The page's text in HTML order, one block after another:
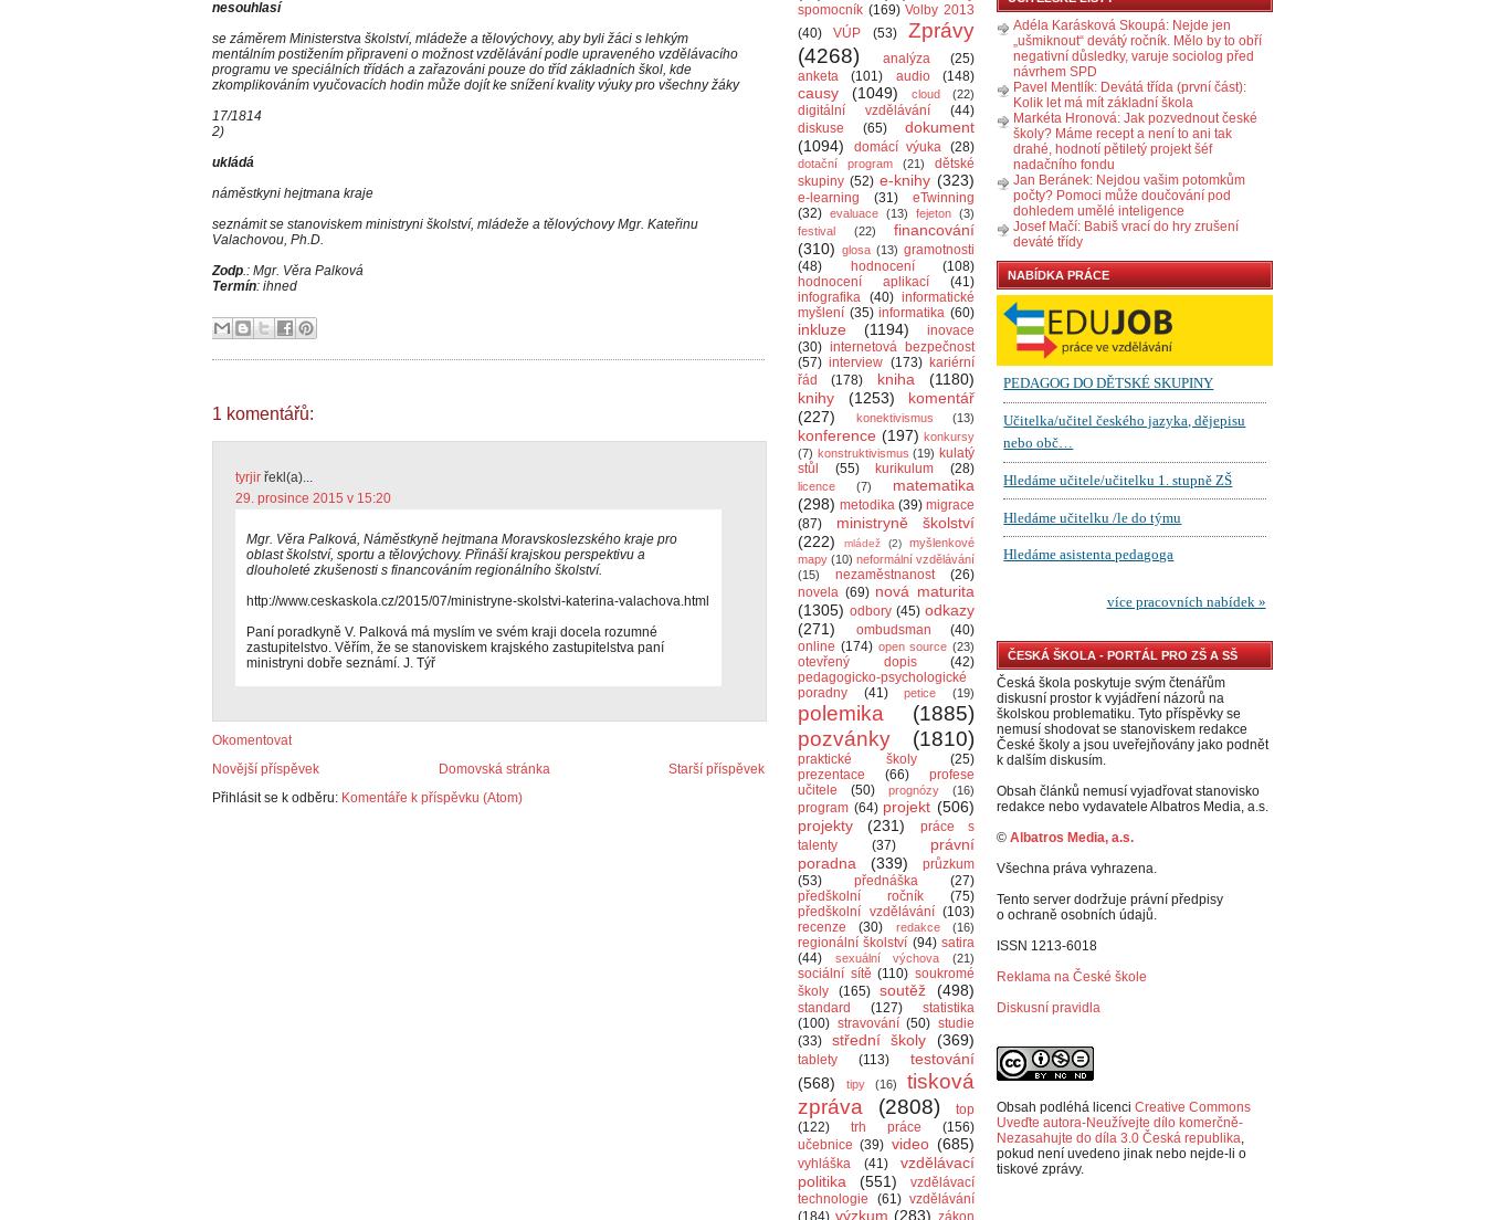
nesouhlasí
se záměrem Ministerstva školství, mládeže a tělovýchovy, aby byli žáci s lehkým
mentálním postižením připraveni o možnost vzdělávání podle upraveného vzdělávacího
programu ve speciálních třídách a zařazováni pouze do tříd základních škol, kde
zkomplikováním vyučovacích hodin může dojít ke snížení kvality výuky pro všechny žáky
17/1814
2)
ukládá
náměstkyni hejtmana kraje
seznámit se stanoviskem ministryni školství, mládeže a tělovýchovy Mgr. Kateřinu
Valachovou, Ph.D.
Zodp.: Mgr. Věra Palková
Termín: ihned
1 komentářů:
tyrjir řekl(a)...
29. prosince 2015 v 15:20
Mgr. Věra Palková, Náměstkyně hejtmana Moravskoslezského kraje pro
oblast školství, sportu a tělovýchovy. Přináší krajskou perspektivu a
dlouholeté zkušenosti s financováním regionálního školství.
http://www.ceskaskola.cz/2015/07/ministryne-skolstvi-katerina-valachova.html
Paní poradkyně V. Palková má myslím ve svém kraji docela rozumné
zastupitelstvo. Věřím, že se stanoviskem krajského zastupitelstva paní
ministryni dobře seznámí. J. Týř
Okomentovat
Novější příspěvek
Starší příspěvek
Domovská stránka
Přihlásit se k odběru: Komentáře k příspěvku (Atom)
spomocník (169) Volby 2013
(40)
VÚP (53)
Zprávy
(4268)
analýza
(25)
anketa
(101) audio (148)
causy (1049) cloud (22)
digitální vzdělávání
(44)
diskuse
(65)
dokument
(1094)
domácí výuka (28)
dotační program (21)
dětské
skupiny (52) e-knihy (323)
e-learning (31)
eTwinning
(32) evaluace (13) fejeton (3)
festival
(22)
financování
(310) glosa (13) gramotnosti
(48)
hodnocení
(108)
hodnocení aplikací
(41)
infografika (40) informatické
myšlení (35) informatika (60)
inkluze (1194)
inovace
(30) internetová bezpečnost
(57) interview (173) kariérní
řád
(178) kniha
(1180)
knihy
(1253)
komentář
(227)
konektivismus (13)
konference (197) konkursy
(7) konstruktivismus (19) kulatý
stůl
(55) kurikulum (28)
licence (7)
matematika
(298) metodika (39) migrace
(87)
ministryně školství
(222)
mládež (2)
myšlenkové
mapy (10) neformální vzdělávání
(15)
nezaměstnanost
(26)
novela (69) nová maturita
(1305) odbory (45) odkazy
(271)
ombudsman
(40)
online (174) open source (23)
otevřený dopis
(42)
pedagogicko-psychologické
poradny
(41) petice (19)
polemika
(1885)
pozvánky
(1810)
praktické školy
(25)
prezentace
(66)
profese
učitele
(50) prognózy (16)
program (64) projekt (506)
projekty
(231)
práce s
talenty
(37)
právní
poradna
(339)
průzkum
(53)
přednáška
(27)
předškolní ročník
(75)
předškolní vzdělávání (103)
recenze
(30) redakce (16)
regionální školství (94) satira
(44)
sexuální výchova (21)
sociální sítě (110) soukromé
školy
(165) soutěž (498)
standard (127)
statistika
(100) stravování (50) studie
(33)
střední školy (369)
tablety (113)
testování
(568)
tipy (16)
tisková
zpráva
(2808)
top
(122)
trh práce
(156)
učebnice (39) video (685)
vyhláška (41)
vzdělávací
politika
(551)
vzdělávací
technologie
(61) vzdělávání
(184) výzkum (283) zákon
Adéla Karásková Skoupá: Nejde jen
„ušmiknout“ devátý ročník. Mělo by to obří
negativní důsledky, varuje sociolog před
návrhem SPD
Pavel Mentlík: Devátá třída (první část):
Kolik let má mít základní škola
Markéta Hronová: Jak pozvednout české
školy? Máme recept a není to ani tak
drahé, hodnotí pětiletý projekt šéf
nadačního fondu
Jan Beránek: Nejdou vašim potomkům
počty? Pomoci může doučování pod
dohledem umělé inteligence
Josef Mačí: Babiš vrací do hry zrušení
deváté třídy
NABÍDKA PRÁCE
ČESKÁ ŠKOLA - PORTÁL PRO ZŠ A SŠ
Česká škola poskytuje svým čtenářům
diskusní prostor k vyjádření názorů na
školskou problematiku. Tyto příspěvky se
nemusí shodovat se stanoviskem redakce
České školy a jsou uveřejňovány jako podnět
k dalším diskusím.
Obsah článků nemusí vyjadřovat stanovisko
redakce nebo vydavatele Albatros Media, a.s.
© Albatros Media, a.s.
Všechna práva vyhrazena.
Tento server dodržuje právní předpisy
o ochraně osobních údajů.
ISSN 1213-6018
Reklama na České škole
Diskusní pravidla
Obsah podléhá licenci Creative Commons
Uveďte autora-Neužívejte dílo komerčně-
Nezasahujte do díla 3.0 Česká republika,
pokud není uvedeno jinak nebo nejde-li o
tiskové zprávy.